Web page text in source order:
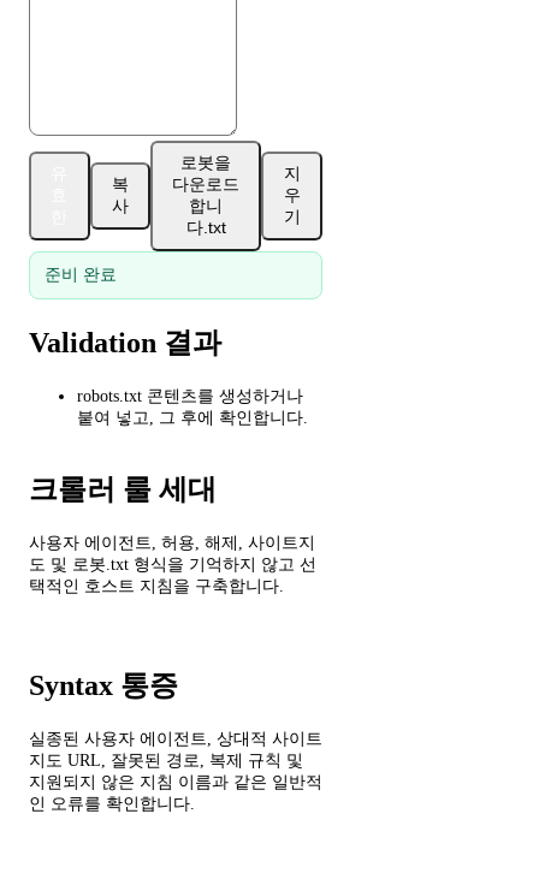
복
사
로봇을
다운로드
합니
다.txt
지
우
기
준비 완료
Validation 결과
robots.txt 콘텐츠를 생성하거나
붙여 넣고, 그 후에 확인합니다.
크롤러 룰 세대
사용자 에이전트, 허용, 해제, 사이트지
도 및 로봇.txt 형식을 기억하지 않고 선
택적인 호스트 지침을 구축합니다.
Syntax 통증
실종된 사용자 에이전트, 상대적 사이트
지도 URL, 잘못된 경로, 복제 규칙 및
지원되지 않은 지침 이름과 같은 일반적
인 오류를 확인합니다.